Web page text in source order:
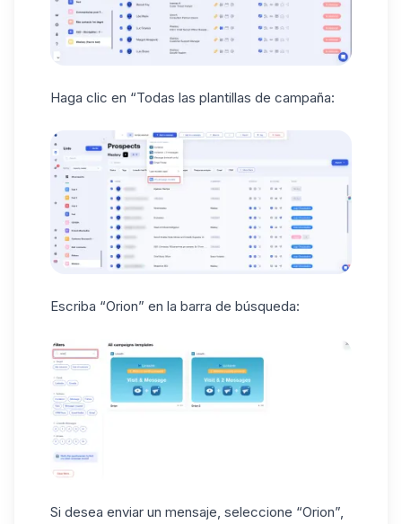
Haga clic en “Todas las plantillas de campaña:
Escriba “Orion” en la barra de búsqueda:
Si desea enviar un mensaje, seleccione “Orion”,